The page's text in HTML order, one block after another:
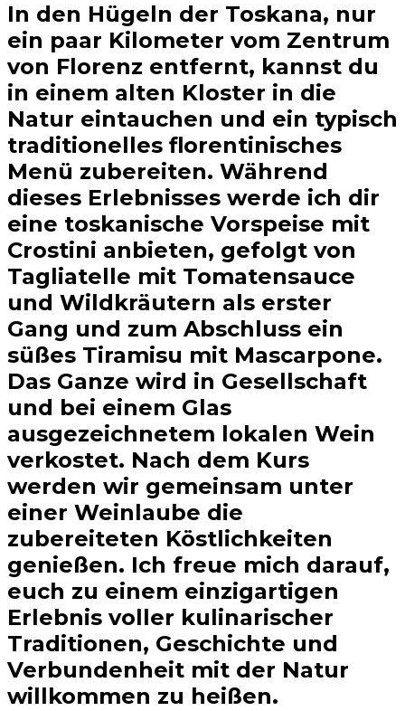
In den Hügeln der Toskana, nur
ein paar Kilometer vom Zentrum
von Florenz entfernt, kannst du
in einem alten Kloster in die
Natur eintauchen und ein typisch
traditionelles florentinisches
Menü zubereiten. Während
dieses Erlebnisses werde ich dir
eine toskanische Vorspeise mit
Crostini anbieten, gefolgt von
Tagliatelle mit Tomatensauce
und Wildkräutern als erster
Gang und zum Abschluss ein
süßes Tiramisu mit Mascarpone.
Das Ganze wird in Gesellschaft
und bei einem Glas
ausgezeichnetem lokalen Wein
verkostet. Nach dem Kurs
werden wir gemeinsam unter
einer Weinlaube die
zubereiteten Köstlichkeiten
genießen. Ich freue mich darauf,
euch zu einem einzigartigen
Erlebnis voller kulinarischer
Traditionen, Geschichte und
Verbundenheit mit der Natur
willkommen zu heißen.